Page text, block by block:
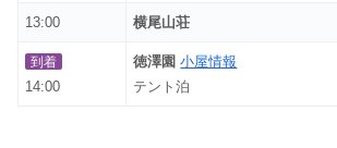
13:00 横尾山荘
到着
14:00
徳澤園 小屋情報
テント泊